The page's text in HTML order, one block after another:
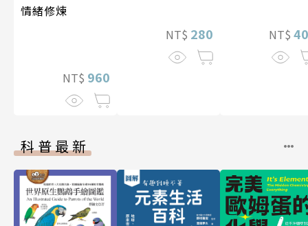
情緒修煉
NT$ 960
NT$ 280 NT$
科普最新